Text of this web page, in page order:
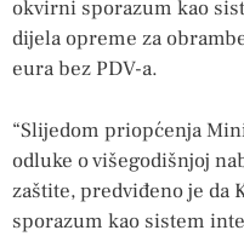
okvirni sporazum kao
dijela opreme za
eura bez PDV-a.
“Slijedom priopćenja
odluke o višegodišnjoj
zaštite, predviđeno je da
sporazum kao sistem